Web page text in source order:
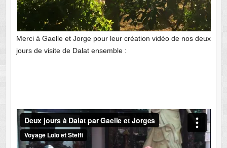
Merci à Gaelle et Jorge pour leur création vidéo de nos deux
jours de visite de Dalat ensemble :